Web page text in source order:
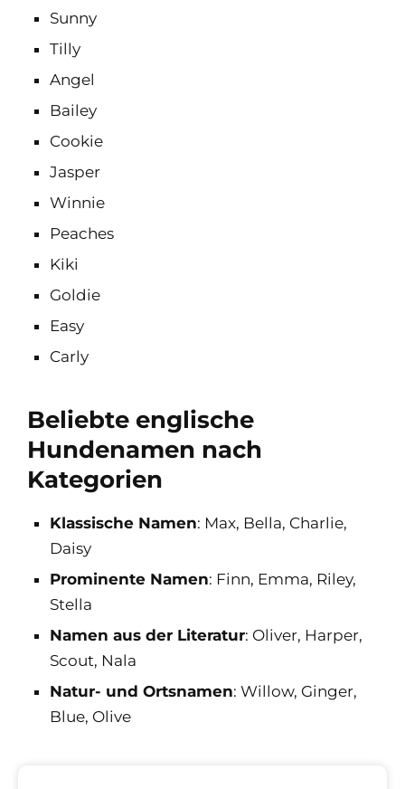
Sunny
Tilly
Angel
Bailey
Cookie
Jasper
Winnie
Peaches
Kiki
Goldie
Easy
Carly
Beliebte englische
Hundenamen nach
Kategorien
Klassische Namen: Max, Bella, Charlie,
Daisy
Prominente Namen: Finn, Emma, Riley,
Stella
Namen aus der Literatur: Oliver, Harper,
Scout, Nala
Natur- und Ortsnamen: Willow, Ginger,
Blue, Olive